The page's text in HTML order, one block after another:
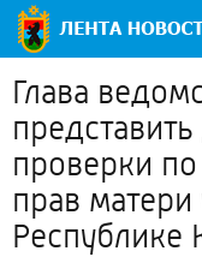
Глава
проверки
прав
Республике